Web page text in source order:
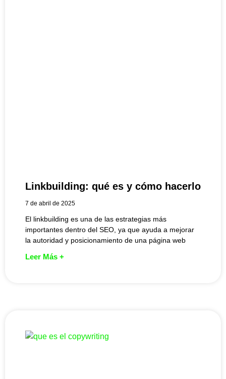
Linkbuilding: qué es y cómo hacerlo
7 de abril de 2025
El linkbuilding es una de las estrategias más
importantes dentro del SEO, ya que ayuda a mejorar
la autoridad y posicionamiento de una página web
Leer Más +